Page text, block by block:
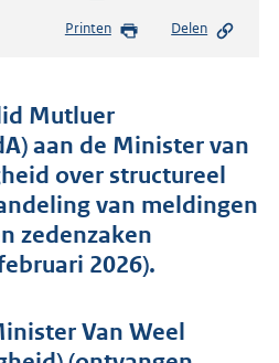
s
d
s
g
r
o
o
Printen Delen
Mutluer
aan de Minister van
over structureel
van meldingen
zedenzaken
2026).
Van Weel